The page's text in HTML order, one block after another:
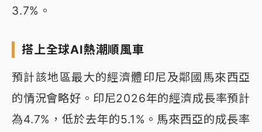
3.7%。
搭上全球AI熱潮順風車
預計該地區最大的經濟體印尼及鄰國馬來西亞
的情況會略好。印尼2026年的經濟成長率預計
為4.7%，低於去年的5.1%。馬來西亞的成長率